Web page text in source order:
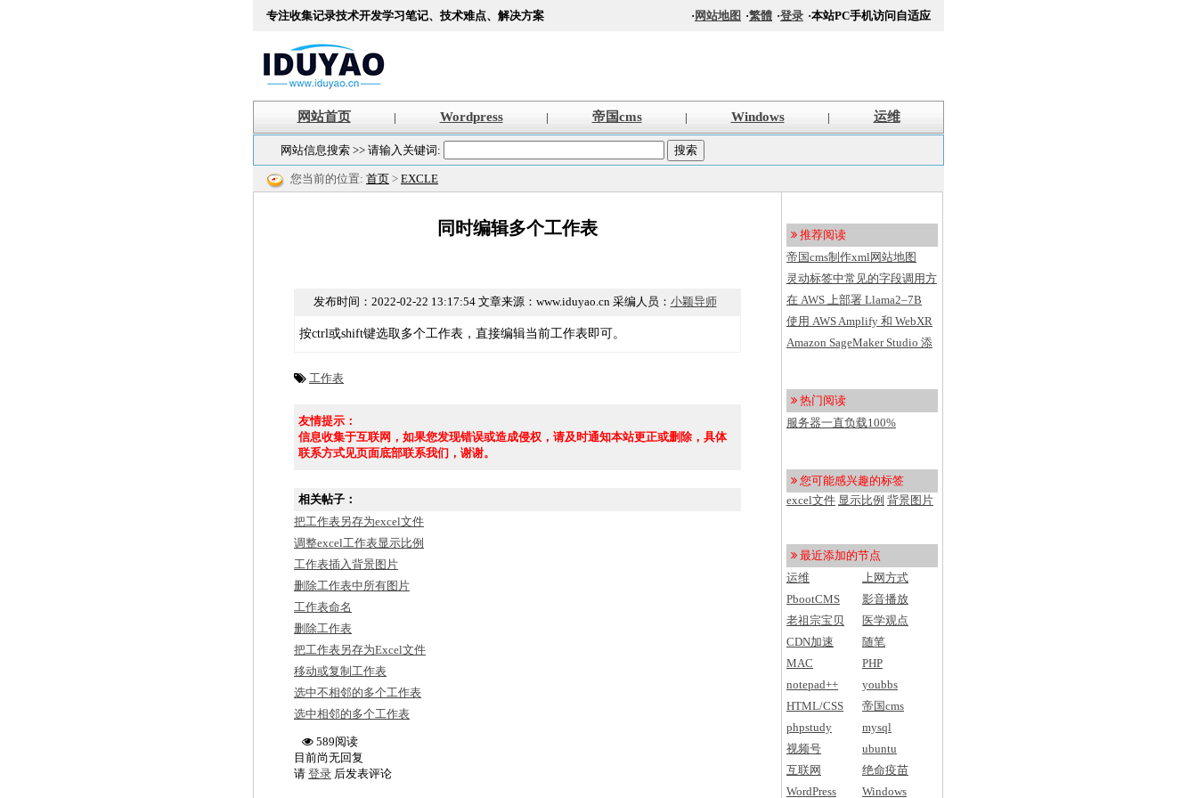
专注收集记录技术开发学习笔记、技术难点、解决方案 · 网站地图 ·繁體 ·登录 ·本站PC手机访问自适应
网站首页 | Wordpress | 帝国cms | Windows | 运维
网站信息搜索 >> 请输入关键词:
您当前的位置: 首页 > EXCLE
同时编辑多个工作表
发布时间： 2022-02-22 13:17:54文章来源：www.iduyao.cn 采编人员： 小颖导师
按ctrl或shift键选取多个工作表，直接编辑当前工作表即可。
工作表
友情提示：
信息收集于互联网，如果您发现错误或造成侵权，请及时通知本站更正或删除，具体
联系方式见页面底部联系我们，谢谢。
相关帖子：
把工作表另存为excel文件
调整excel工作表显示比例
工作表插入背景图片
删除工作表中所有图片
工作表命名
删除工作表
把工作表另存为Excel文件
移动或复制工作表
选中不相邻的多个工作表
选中相邻的多个工作表
589阅读
目前尚无回复
请 登录 后发表评论
推荐阅读
帝国cms制作xml网站地图
sitemap方法
灵动标签中常见的字段调用方
法汇总
在 AWS 上部署 Llama2–7B
使用 AWS Amplify 和 WebXR
创建具有用户洞察的 VR 应用
Amazon SageMaker Studio 添
了用户入门
热门阅读
服务器一直负载100%
您可能感兴趣的标签
excel文件 显示比例 背景图片
最近添加的节点
运维
PbootCMS
老祖宗宝贝
CDN加速
MAC
notepad++
HTML/CSS
phpstudy
视频号
互联网
WordPress
上网方式
影音播放
医学观点
随笔
PHP
youbbs
帝国cms
mysql
ubuntu
绝命疫苗
Windows